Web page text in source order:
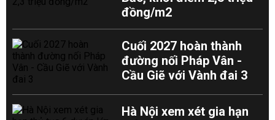
đồng/m2
Cuối 2027 hoàn thành
đường nối Pháp Vân -
Cầu Giẽ với Vành đai 3
Hà Nội xem xét gia hạn